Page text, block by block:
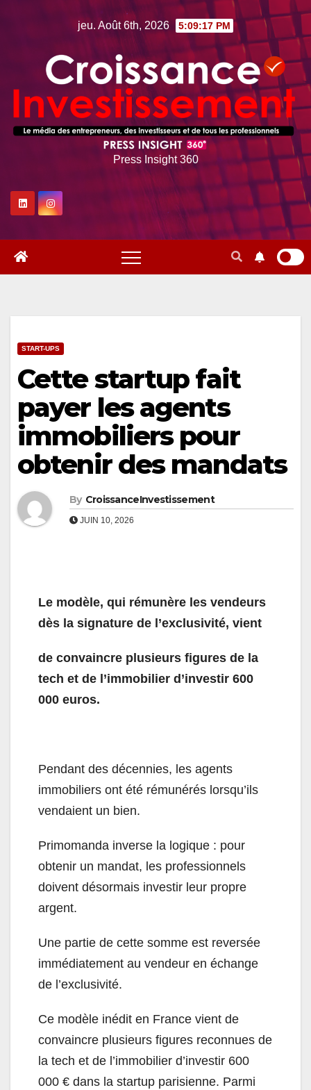
jeu. Août 6th, 2026 5:09:19 PM
Press Insight 360
START-UPS
Cette startup fait
payer les agents
immobiliers pour
obtenir des mandats
By CroissanceInvestissement
JUIN 10, 2026
Le modèle, qui rémunère les vendeurs
dès la signature de l’exclusivité, vient
de convaincre plusieurs figures de la
tech et de l’immobilier d’investir 600
000 euros.
Pendant des décennies, les agents
immobiliers ont été rémunérés lorsqu’ils
vendaient un bien.
Primomanda inverse la logique : pour
obtenir un mandat, les professionnels
doivent désormais investir leur propre
argent.
Une partie de cette somme est reversée
immédiatement au vendeur en échange
de l’exclusivité.
Ce modèle inédit en France vient de
convaincre plusieurs figures reconnues de
la tech et de l’immobilier d’investir 600
000 € dans la startup parisienne. Parmi